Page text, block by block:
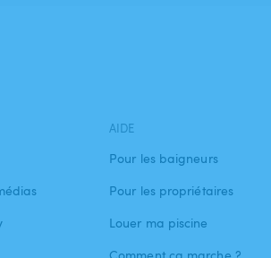
AIDE
Pour les baigneurs
Pour les propriétaires
Louer ma piscine